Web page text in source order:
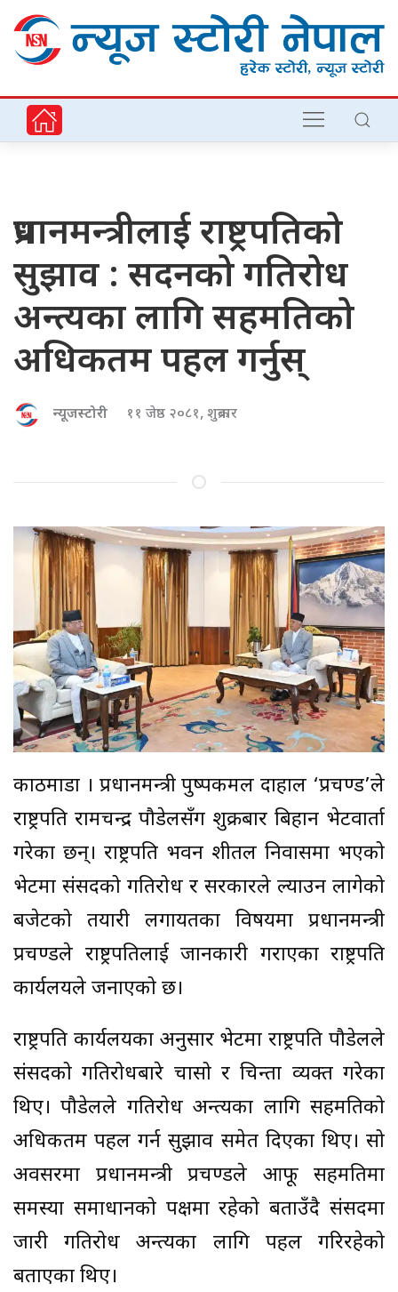
प्रधानमन्त्रीलाई राष्ट्रपतिको
सुझाव : सदनको गतिरोध
अन्त्यका लागि सहमतिको
अधिकतम पहल गर्नुस्
न्यूजस्टोरी ११ जेष्ठ २०८१, शुक्रबार
काठमाडौँ । प्रधानमन्त्री पुष्पकमल दाहाल ‘प्रचण्ड’ले
राष्ट्रपति रामचन्द्र पौडेलसँग शुक्रबार बिहान भेटवार्ता
गरेका छन्। राष्ट्रपति भवन शीतल निवासमा भएको
भेटमा संसदको गतिरोध र सरकारले ल्याउन लागेको
बजेटको तयारी लगायतका विषयमा प्रधानमन्त्री
प्रचण्डले राष्ट्रपतिलाई जानकारी गराएका राष्ट्रपति
कार्यलयले जनाएको छ।
राष्ट्रपति कार्यलयका अनुसार भेटमा राष्ट्रपति पौडेलले
संसदको गतिरोधबारे चासो र चिन्ता व्यक्त गरेका
थिए। पौडेलले गतिरोध अन्त्यका लागि सहमतिको
अधिकतम पहल गर्न सुझाव समेत दिएका थिए। सो
अवसरमा प्रधानमन्त्री प्रचण्डले आफू सहमतिमा
समस्या समाधानको पक्षमा रहेको बताउँदै संसदमा
जारी गतिरोध अन्त्यका लागि पहल गरिरहेको
बताएका थिए।